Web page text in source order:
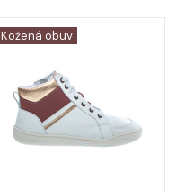
Kožená obuv